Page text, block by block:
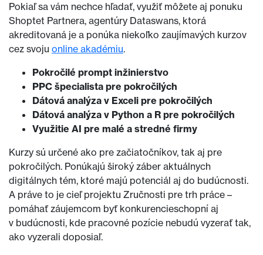
Pokiaľ sa vám nechce hľadať, využiť môžete aj ponuku
Shoptet Partnera, agentúry Dataswans, ktorá
akreditovaná je a ponúka niekoľko zaujímavých kurzov
cez svoju online akadémiu.
Pokročilé prompt inžinierstvo
PPC špecialista pre pokročilých
Dátová analýza v Exceli pre pokročilých
Dátová analýza v Python a R pre pokročilých
Využitie AI pre malé a stredné firmy
Kurzy sú určené ako pre začiatočníkov, tak aj pre
pokročilých. Ponúkajú široký záber aktuálnych
digitálnych tém, ktoré majú potenciál aj do budúcnosti.
A práve to je cieľ projektu Zručnosti pre trh práce –
pomáhať záujemcom byť konkurencieschopní aj
v budúcnosti, kde pracovné pozície nebudú vyzerať tak,
ako vyzerali doposiaľ.